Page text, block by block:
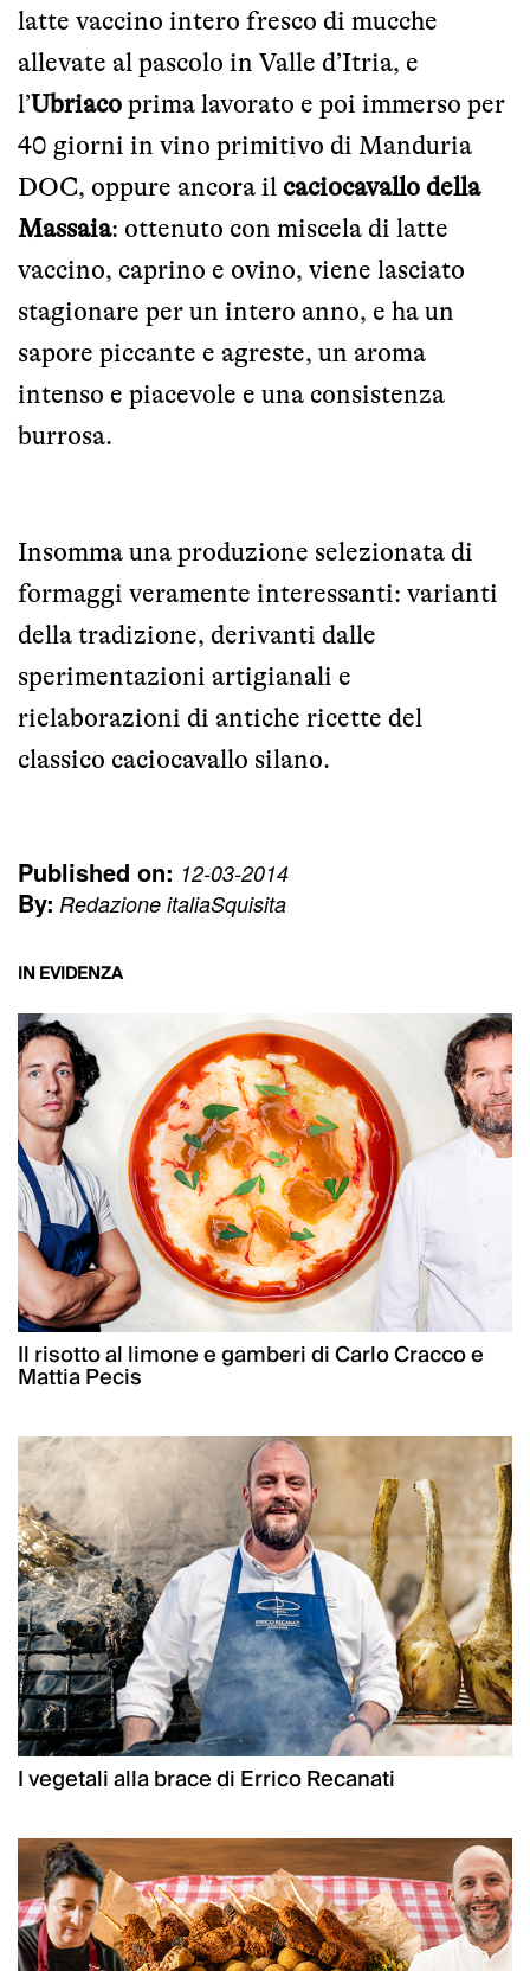
latte vaccino intero fresco di mucche
allevate al pascolo in Valle d’Itria, e
l’Ubriaco prima lavorato e poi immerso per
40 giorni in vino primitivo di Manduria
DOC, oppure ancora il caciocavallo della
Massaia: ottenuto con miscela di latte
vaccino, caprino e ovino, viene lasciato
stagionare per un intero anno, e ha un
sapore piccante e agreste, un aroma
intenso e piacevole e una consistenza
burrosa.
Insomma una produzione selezionata di
formaggi veramente interessanti: varianti
della tradizione, derivanti dalle
sperimentazioni artigianali e
rielaborazioni di antiche ricette del
classico caciocavallo silano.
Published on: 12-03-2014
By: Redazione italiaSquisita
IN EVIDENZA
Il risotto al limone e gamberi di Carlo Cracco e
Mattia Pecis
I vegetali alla brace di Errico Recanati